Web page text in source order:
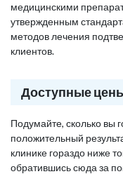
медицинскими
утвержденным
методов лечения
клиентов.
Доступные
Подумайте, сколько вы
положительный
клинике гораздо ниже
обратившись сюда за